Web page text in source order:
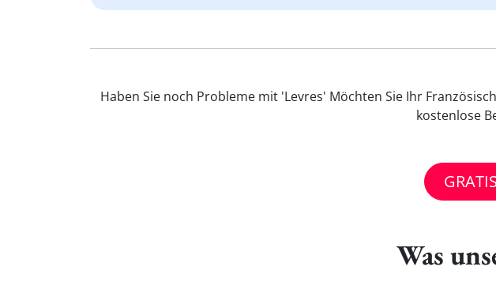
Haben Sie noch Probleme mit 'Levres' Möchten Sie Ihr
kostenlose
Was